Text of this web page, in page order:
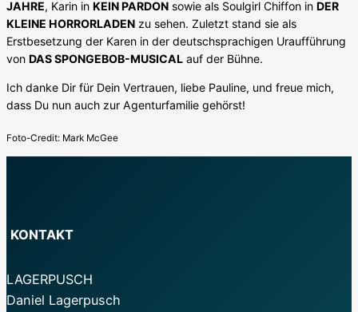
JAHRE, Karin in KEIN PARDON sowie als Soulgirl Chiffon in DER
KLEINE HORRORLADEN zu sehen. Zuletzt stand sie als
Erstbesetzung der Karen in der deutschsprachigen Uraufführung
von DAS SPONGEBOB-MUSICAL auf der Bühne.
Ich danke Dir für Dein Vertrauen, liebe Pauline, und freue mich,
dass Du nun auch zur Agenturfamilie gehörst!
Foto-Credit: Mark McGee
KONTAKT
LAGERPUSCH
Daniel Lagerpusch